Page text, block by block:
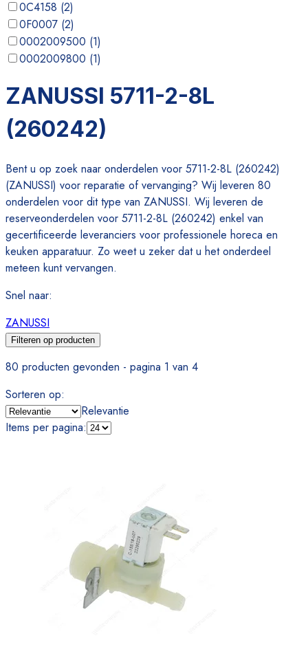
0C4158 (2)
0F0007 (2)
0002009500 (1)
0002009800 (1)
0019522100(1)
ZANUSSI 5711-2-8L
(260242)
Bent u op zoek naar onderdelen voor 5711-2-8L (260242)
(ZANUSSI) voor reparatie of vervanging? Wij leveren 80
onderdelen voor dit type van ZANUSSI. Wij leveren de
reserveonderdelen voor 5711-2-8L (260242) enkel van
gecertificeerde leveranciers voor professionele horeca en
keuken apparatuur. Zo weet u zeker dat u het onderdeel
meteen kunt vervangen.
Snel naar:
ZANUSSI
Filteren op producten
80 producten gevonden - pagina 1 van 4
Sorteren op:
Relevantie
Items per pagina: